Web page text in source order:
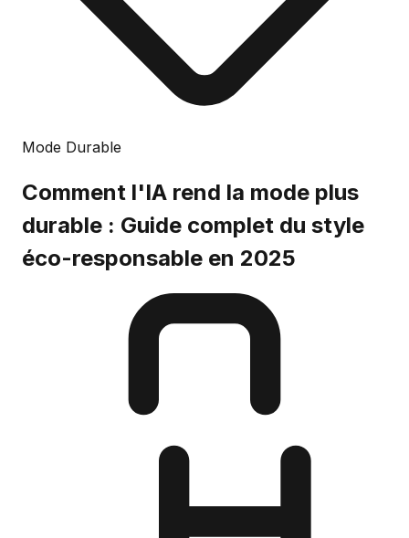
Mode Durable
Comment l'IA rend la mode plus
durable : Guide complet du style
éco-responsable en 2025